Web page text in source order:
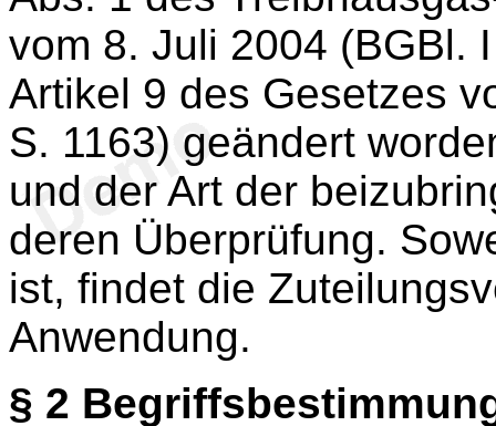
vom 8. Juli 2004 (BGBl.
Artikel 9 des Gesetzes
S. 1163) geändert
und der Art der
deren Überprüfung.
ist, findet die
Anwendung.
§ 2